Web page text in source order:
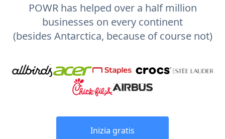
POWR has helped over a half million
businesses on every continent
(besides Antarctica, because of course not)
Inizia gratis